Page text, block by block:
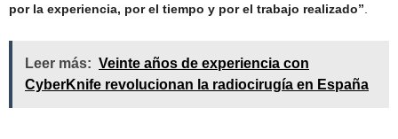
por la experiencia, por el tiempo y por el trabajo realizado”.
Leer más: Veinte años de experiencia con
CyberKnife revolucionan la radiocirugía en España